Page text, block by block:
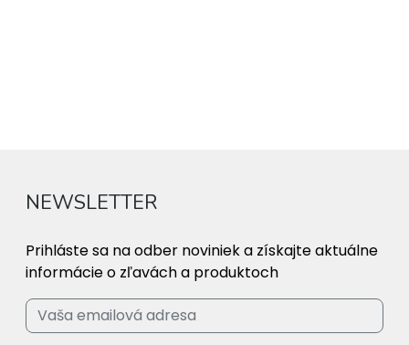
NEWSLETTER
Prihláste sa na odber noviniek a získajte aktuálne
informácie o zľavách a produktoch